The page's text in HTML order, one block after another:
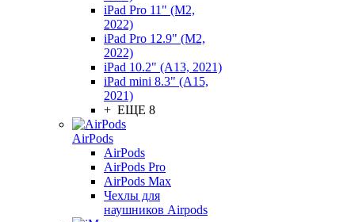
iPad Pro 11" (M2,
2022)
iPad Pro 12.9" (M2,
2022)
iPad 10.2" (A13, 2021)
iPad mini 8.3" (A15,
2021)
+ ЕЩЕ 8
AirPods
AirPods
AirPods Pro
AirPods Max
Чехлы для
наушников Airpods